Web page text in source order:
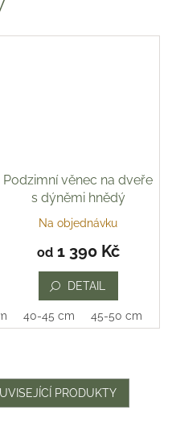
Podzimní věnec na dveře
s dýněmi hnědý
Na objednávku
od1 390 Kč
DETAIL
40-45 cm 45-50 cm
PRODUKTY